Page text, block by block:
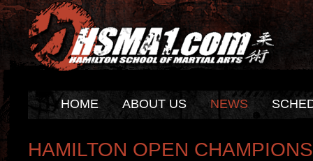
HOME ABOUT US NEWS
HAMILTON OPEN